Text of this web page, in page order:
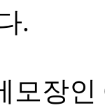
.
모장